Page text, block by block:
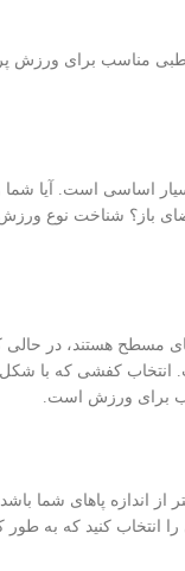
مناسب برای ورزش
اساسی است. آیا
باز؟ شناخت نوع
مسطح هستند، در حالی
کفشی که با شکل
برای ورزش است.
اندازه پاهای شما
انتخاب کنید که به